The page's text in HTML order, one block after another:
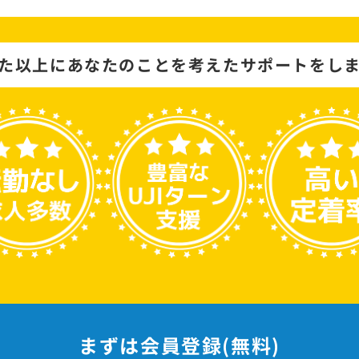
以上にあなたのことを考えたサポートをし
まずは会員登録(無料)